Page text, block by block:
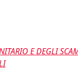
E DEGLI